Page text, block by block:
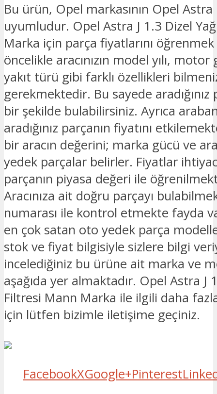
Bu ürün, Opel markasının Opel
uyumludur. Opel Astra J 1.3 Dizel
Marka için parça fiyatlarını
öncelikle aracınızın model yılı,
yakıt türü gibi farklı özellikleri
gerekmektedir. Bu sayede aradığınız
bir şekilde bulabilirsiniz. Ayrıca
aradığınız parçanın fiyatını
bir aracın değerini; marka gücü ve
yedek parçalar belirler. Fiyatlar
parçanın piyasa değeri ile
Aracınıza ait doğru parçayı
numarası ile kontrol etmekte fayda
en çok satan oto yedek parça
stok ve fiyat bilgisiyle sizlere bilgi
incelediğiniz bu ürüne ait marka ve
aşağıda yer almaktadır. Opel Astra J
Filtresi Mann Marka ile ilgili daha
için lütfen bizimle iletişime geçiniz.
FacebookXGoogle+Pinterest